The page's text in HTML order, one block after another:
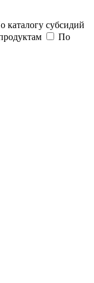
каталогу субсидий
По